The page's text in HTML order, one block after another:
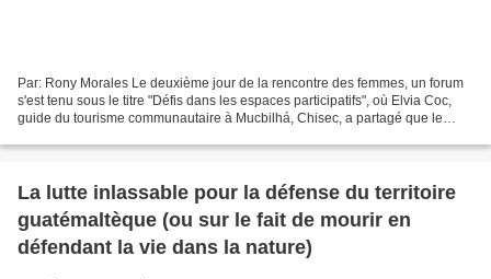
Par: Rony Morales Le deuxième jour de la rencontre des femmes, un forum
s'est tenu sous le titre "Défis dans les espaces participatifs", où Elvia Coc,
guide du tourisme communautaire à Mucbilhá, Chisec, a partagé que le
La lutte inlassable pour la défense du territoire
guatémaltèque (ou sur le fait de mourir en
défendant la vie dans la nature)